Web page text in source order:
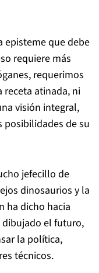
episteme que debe
requiere más
requerimos
receta atinada, ni
visión integral,
de su
jefecillo de
dinosaurios y la
ha dicho hacia
dibujado el futuro,
la política,
técnicos.